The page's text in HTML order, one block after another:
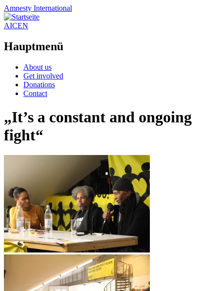
Amnesty International
AICEN
Hauptmenü
Zum
Inhalt
springen
About us
Get involved
Donations
Contact
„It’s a constant and ongoing
fight“